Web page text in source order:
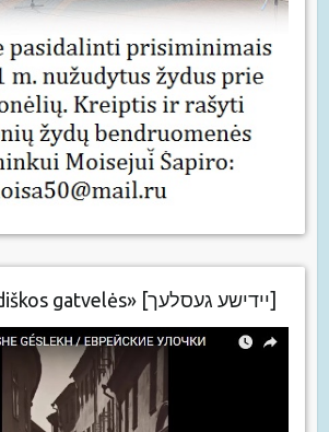
Eilėraštis «Žydiškos gatvelės» [יידישע געסלעך]